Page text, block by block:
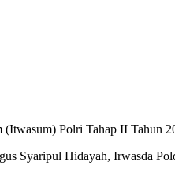
Polri Tahap II Tahun
Syaripul Hidayah, Irwasda